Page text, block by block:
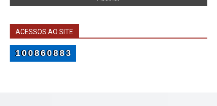
ACESSOS AO SITE
100860883